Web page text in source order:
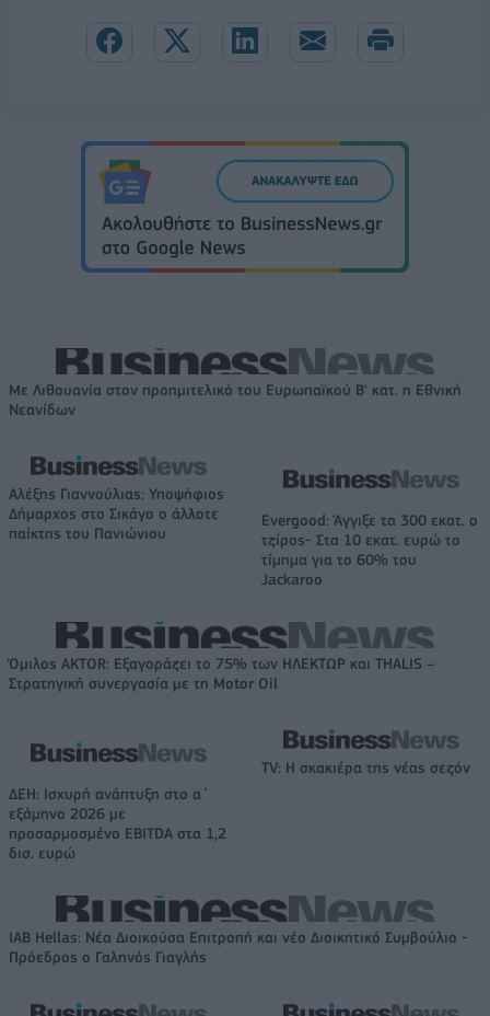
Με Λιθουανία στον προημιτελικό του Ευρωπαϊκού Β' κατ. η Εθνική
Νεανίδων
Αλέξης Γιαννούλιας: Υποψήφιος
Δήμαρχος στο Σικάγο ο άλλοτε
παίκτης του Πανιώνιου
Evergood: Άγγιξε τα 300 εκατ. ο
τζίρος- Στα 10 εκατ. ευρώ το
τίμημα για το 60% του
Jackaroo
Όμιλος AKTOR: Εξαγοράζει το 75% των ΗΛΕΚΤΩΡ και THALIS –
Στρατηγική συνεργασία με τη Motor Oil
ΔΕΗ: Ισχυρή ανάπτυξη στο α΄
εξάμηνο 2026 με
προσαρμοσμένο EBITDA στα 1,2
δισ. ευρώ
TV: Η σκακιέρα της νέας σεζόν
IAB Hellas: Νέα Διοικούσα Επιτροπή και νέο Διοικητικό Συμβούλιο -
Πρόεδρος ο Γαληνός Γιαγλής